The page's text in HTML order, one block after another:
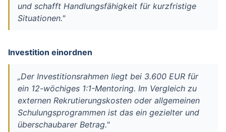
und schafft Handlungsfähigkeit für kurzfristige
Situationen."
Investition einordnen
„Der Investitionsrahmen liegt bei 3.600 EUR für
ein 12-wöchiges 1:1-Mentoring. Im Vergleich zu
externen Rekrutierungskosten oder allgemeinen
Schulungsprogrammen ist das ein gezielter und
überschaubarer Betrag."